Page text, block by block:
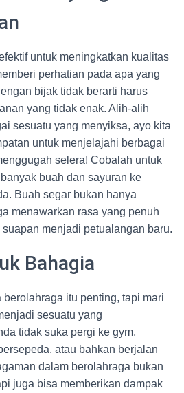
untuk meningkatkan kualitas
perhatian pada apa yang
bijak tidak berarti harus
yang tidak enak. Alih-alih
sesuatu yang menyiksa, ayo kita
untuk menjelajahi berbagai
selera! Cobalah untuk
buah dan sayuran ke
Buah segar bukan hanya
menawarkan rasa yang penuh
menjadi petualangan baru.
Bahagia
berolahraga itu penting, tapi mari
sesuatu yang
tidak suka pergi ke gym,
atau bahkan berjalan
dalam berolahraga bukan
juga bisa memberikan dampak